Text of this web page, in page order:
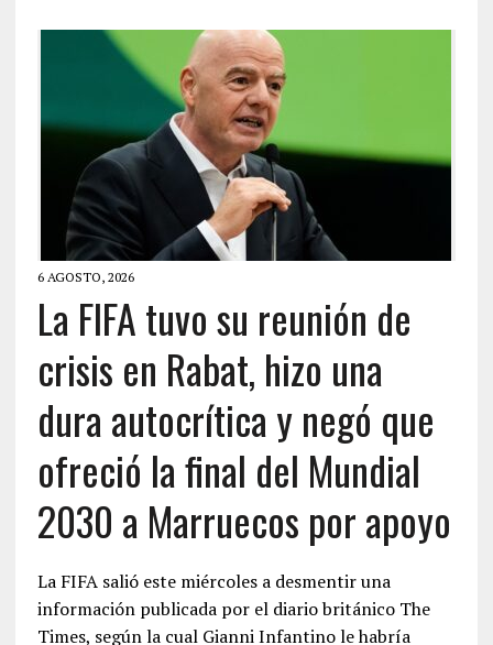
6 AGOSTO, 2026
La FIFA tuvo su reunión de
crisis en Rabat, hizo una
dura autocrítica y negó que
ofreció la final del Mundial
2030 a Marruecos por apoyo
La FIFA salió este miércoles a desmentir una
información publicada por el diario británico The
Times, según la cual Gianni Infantino le habría